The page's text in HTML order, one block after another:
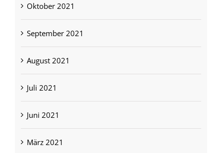
Oktober 2021
September 2021
August 2021
Juli 2021
Juni 2021
März 2021